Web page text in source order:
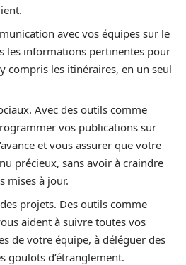
avec vos équipes sur le
les informations pertinentes pour
compris les itinéraires, en un seul
Avec des outils comme
vos publications sur
et vous assurer que votre
précieux, sans avoir à craindre
mises à jour.
projets. Des outils comme
aident à suivre toutes vos
de votre équipe, à déléguer des
goulots d’étranglement.